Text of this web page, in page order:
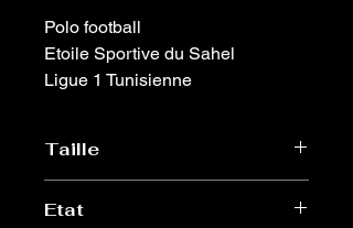
Polo football
Etoile Sportive du Sahel
Ligue 1 Tunisienne
Taille
Etat